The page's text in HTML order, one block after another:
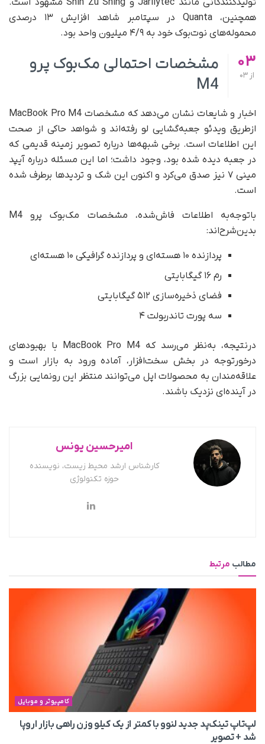
تولیدکنندگانی مانند Jarllytec و Shin Zu Shing مشهود است.
همچنین، Quanta در سپتامبر شاهد افزایش ۱۳ درصدی
محموله‌های نوت‌بوک خود به ۴/۹ میلیون واحد بود.
03
از 03
مشخصات احتمالی مک‌بوک پرو
M4
اخبار و شایعات نشان می‌دهد که مشخصات MacBook Pro M4
از‌طریق ویدئو جعبه‌گشایی لو رفته‌اند و شواهد حاکی از صحت
این اطلاعات است. برخی شبهه‌ها درباره تصویر زمینه قدیمی که
در جعبه دیده شده بود، وجود داشت؛ اما این مسئله درباره آیپد
مینی ۷ نیز صدق می‌کرد و اکنون این شک‌ و تردیدها برطرف شده
است.
با‌توجه‌به اطلاعات فاش‌شده، مشخصات مک‌بوک پرو M4
بدین‌شرح‌اند:
پردازنده ۱۰ هسته‌ای و پردازنده گرافیکی ۱۰ هسته‌ای
رم ۱۶ گیگابایتی
فضای ذخیره‌سازی ۵۱۲ گیگابایتی
سه پورت تاندربولت ۴
در‌نتیجه، به‌نظر می‌رسد که MacBook Pro M4 با بهبودهای
درخورتوجه در بخش سخت‌افزار، آماده ورود به بازار است و
علاقه‌مندان به محصولات اپل می‌توانند منتظر این رونمایی بزرگ
در آینده‌ای نزدیک باشند.
امیرحسین یونس
کارشناس ارشد محیط زیست، نویسنده
حوزه تکنولوژی
مطالب مرتبط
کامپیوتر و موبایل
لپ‌تاپ تینک‌پد جدید لنوو با کمتر از یک کیلو وزن راهی بازار اروپا
شد + تصویر